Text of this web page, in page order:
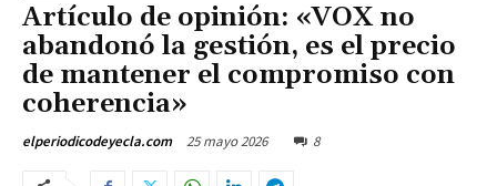
Artículo de opinión: «VOX no
abandonó la gestión, es el precio
de mantener el compromiso con
coherencia»
elperiodicodeyecla.com 25 mayo 2026 8